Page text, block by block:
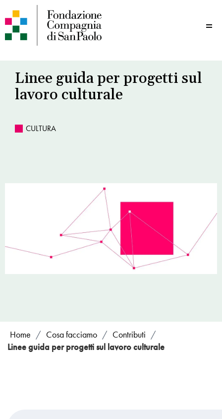
Linee guida per progetti sul
lavoro culturale
CULTURA
Home / Cosa facciamo / Contributi /
Linee guida per progetti sul lavoro culturale